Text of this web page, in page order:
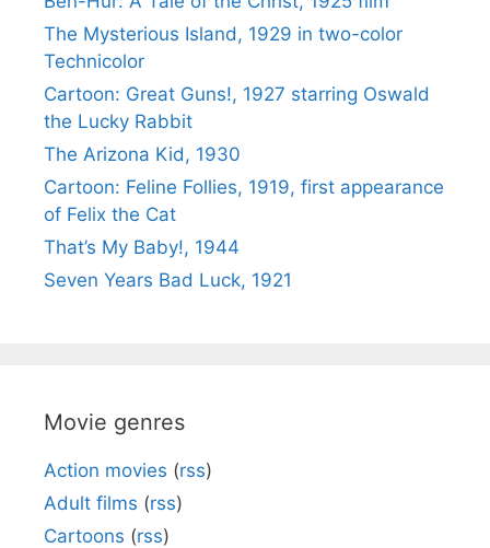
The Mysterious Island, 1929 in two-color
Technicolor
Cartoon: Great Guns!, 1927 starring Oswald
the Lucky Rabbit
The Arizona Kid, 1930
Cartoon: Feline Follies, 1919, first appearance
of Felix the Cat
That’s My Baby!, 1944
Seven Years Bad Luck, 1921
Movie genres
Action movies (rss)
Adult films (rss)
Cartoons (rss)